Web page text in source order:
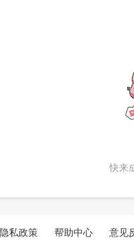
快来
隐私政策 帮助中心 意见